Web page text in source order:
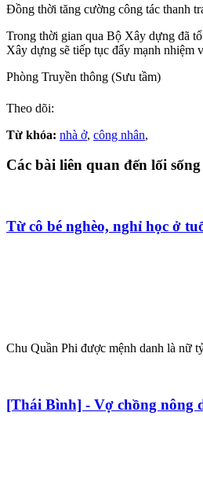
Đồng thời tăng cường công tác thanh
Trong thời gian qua Bộ Xây dựng đã
Xây dựng sẽ tiếp tục đẩy mạnh nhiệm
Phòng Truyền thông (Sưu tầm)
Theo dõi:
Từ khóa: nhà ở, công nhân,
Các bài liên quan đến lối
Từ cô bé nghèo, nghỉ học ở
Chu Quần Phi được mệnh danh là nữ
[Thái Bình] - Vợ chồng nông